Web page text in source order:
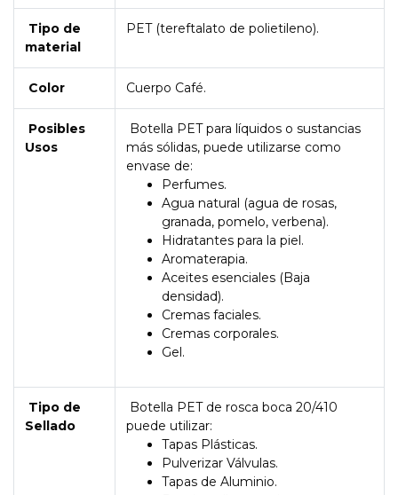
Tipo de
material
PET (tereftalato de polietileno).
Color Cuerpo Café.
Posibles
Usos
Botella PET para líquidos o sustancias
más sólidas, puede utilizarse como
envase de:
Perfumes.
Agua natural (agua de rosas,
granada, pomelo, verbena).
Hidratantes para la piel.
Aromaterapia.
Aceites esenciales (Baja
densidad).
Cremas faciales.
Cremas corporales.
Gel.
Tipo de
Sellado
Botella PET de rosca boca 20/410
puede utilizar:
Tapas Plásticas.
Pulverizar Válvulas.
Tapas de Aluminio.